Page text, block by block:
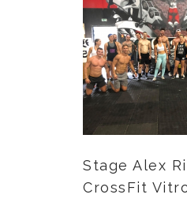
Stage Alex
CrossFit